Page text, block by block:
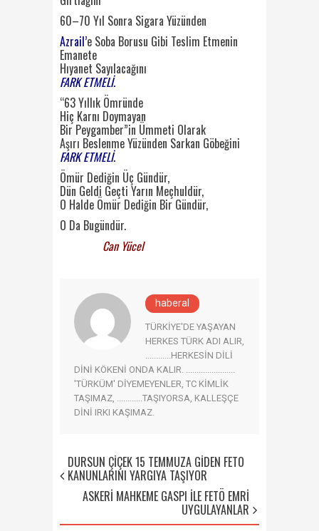
60–70 Yıl Sonra Sigara Yüzünden
Azrail’e Soba Borusu Gibi Teslim Etmenin
Emanete
Hıyanet Sayılacağını
FARK ETMELİ.
“63 Yıllık Ömründe
Hiç Karnı Doymayan
Bir Peygamber”in Ümmeti Olarak
Aşırı Beslenme Yüzünden Sarkan Göbeğini
FARK ETMELİ.
Ömür Dediğin Üç Gündür,
Dün Geldi Geçti Yarın Meçhuldür,
O Halde Ömür Dediğin Bir Gündür,
O Da Bugündür.
Can Yücel
haberal
TÜRKİYE'DE YAŞAYAN
HERKES TÜRK ADI ALIR,
............HERKESİN DİLİ
DİNİ KÖKENİ ONDA KALIR. .......................
'TÜRKÜM' DİYEMEYENLER, TC KİMLİK
TAŞIMAZ, ............TAŞIYORSA, KALLEŞÇE
DİNİ IRKI KAŞIMAZ.
DURSUN ÇİÇEK 15 TEMMUZA GİDEN FETÖ
KANUNLARINI YARGIYA TAŞIYOR
ASKERİ MAHKEME GASPI İLE FETÖ EMRİ
UYGULAYANLAR